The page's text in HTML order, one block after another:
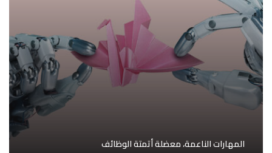
المهارات الناعمة، معضلة أتمتة الوظائف